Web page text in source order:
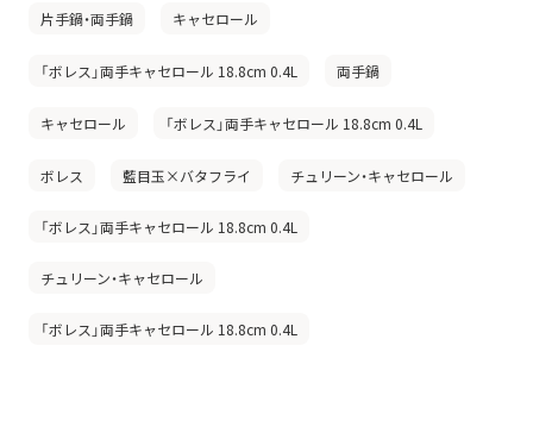
片手鍋・両手鍋 キャセロール
「ボレス」両手キャセロール 18.8cm 0.4L 両手鍋
キャセロール 「ボレス」両手キャセロール 18.8cm 0.4L
ボレス 藍目玉×バタフライ チュリーン・キャセロール
「ボレス」両手キャセロール 18.8cm 0.4L
チュリーン・キャセロール
「ボレス」両手キャセロール 18.8cm 0.4L